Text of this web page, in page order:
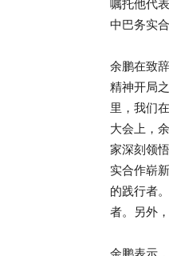
嘱托他代
中巴务实
余鹏在致
精神开局
里，我们
大会上，
家深刻领
实合作崭
的践行者
者。另外